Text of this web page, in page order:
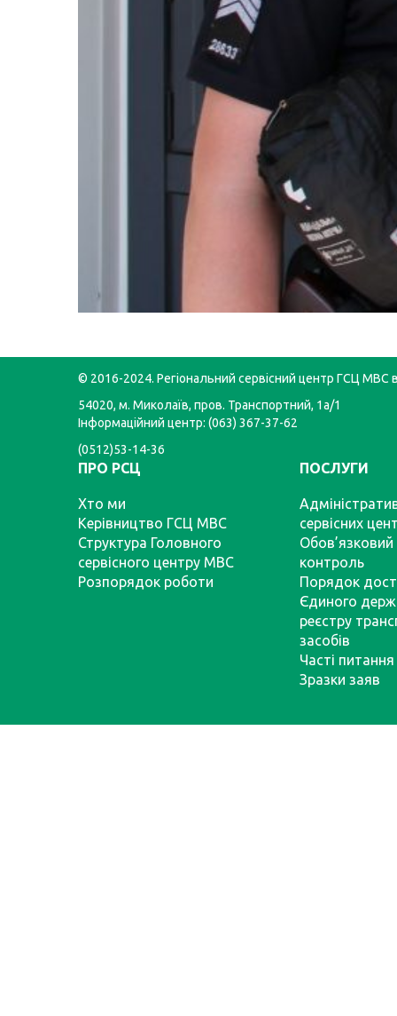
© 2016-2024. Регіональний сервісний центр ГСЦ МВС
54020, м. Миколаїв, пров. Транспортний, 1а/1
Інформаційний центр: (063) 367-37-62
(0512)53-14-36
ПРО РСЦ
Хто ми
Керівництво ГСЦ МВС
Структура Головного
сервісного центру МВС
Розпорядок роботи
ПОСЛУГИ
сервісних
Обов’язковий
контроль
Порядок
Єдиного
реєстру
засобів
Часті питання
Зразки заяв